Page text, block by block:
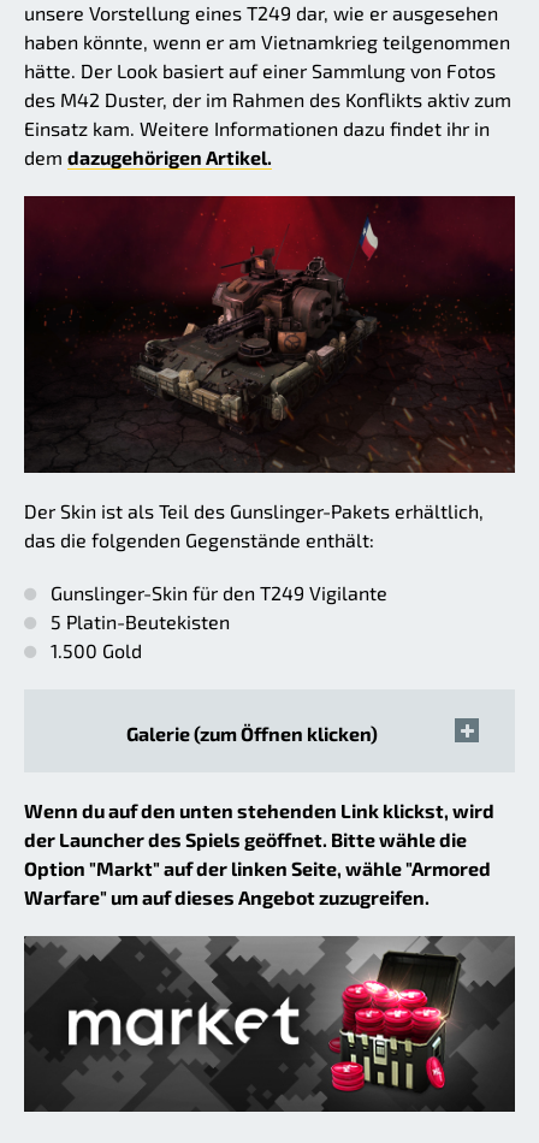
unsere Vorstellung eines T249 dar, wie er ausgesehen
haben könnte, wenn er am Vietnamkrieg teilgenommen
hätte. Der Look basiert auf einer Sammlung von Fotos
des M42 Duster, der im Rahmen des Konflikts aktiv zum
Einsatz kam. Weitere Informationen dazu findet ihr in
dem dazugehörigen Artikel.
Der Skin ist als Teil des Gunslinger-Pakets erhältlich,
das die folgenden Gegenstände enthält:
Gunslinger-Skin für den T249 Vigilante
5 Platin-Beutekisten
1.500 Gold
Galerie (zum Öffnen klicken)
Wenn du auf den unten stehenden Link klickst, wird
der Launcher des Spiels geöffnet. Bitte wähle die
Option "Markt" auf der linken Seite, wähle "Armored
Warfare" um auf dieses Angebot zuzugreifen.